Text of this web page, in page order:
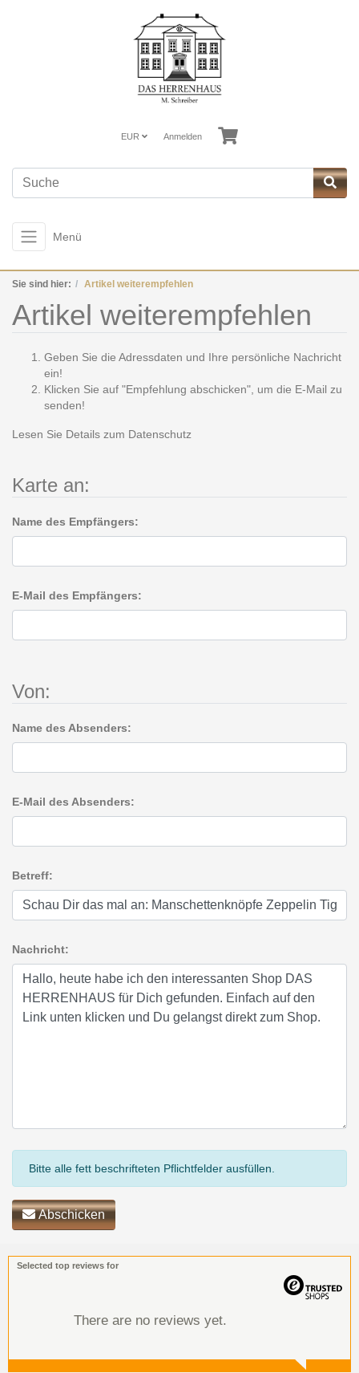
EUR Anmelden
Menü
Sie sind hier: Artikel weiterempfehlen
Artikel weiterempfehlen
Geben Sie die Adressdaten und Ihre persönliche Nachricht
ein!
Klicken Sie auf "Empfehlung abschicken", um die E-Mail zu
senden!
Lesen Sie Details zum Datenschutz
Karte an:
Name des Empfängers:
E-Mail des Empfängers:
Von:
Name des Absenders:
E-Mail des Absenders:
Betreff:
Nachricht:
Bitte alle fett beschrifteten Pflichtfelder ausfüllen.
Abschicken
Selected top reviews for
There are no reviews yet.